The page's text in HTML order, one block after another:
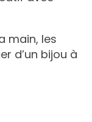
main, les
d’un bijou à